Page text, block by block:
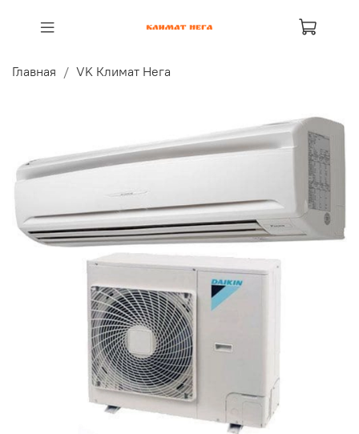
Главная VK Климат Нега